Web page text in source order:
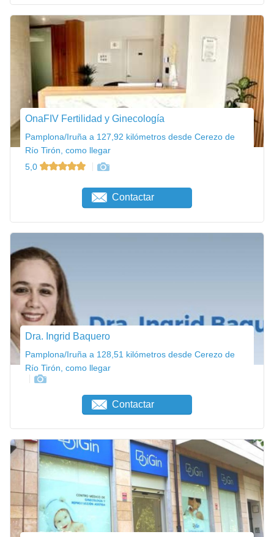
OnaFIV Fertilidad y Ginecología
Pamplona/Iruña a 127,92 kilómetros desde Cerezo de
Río Tirón, como llegar
5,0
Contactar
Dra. Ingrid Baquero
Pamplona/Iruña a 128,51 kilómetros desde Cerezo de
Río Tirón, como llegar
Contactar